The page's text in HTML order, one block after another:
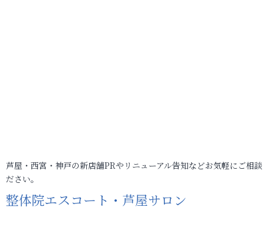
芦屋・西宮・神戸の新店舗PRやリニューアル告知などお気軽にご相
ださい。
整体院エスコート・芦屋サロン